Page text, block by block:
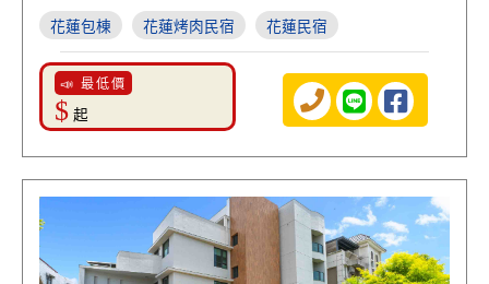
花蓮包棟 花蓮烤肉民宿 花蓮民宿
📣 最低價
$ 起